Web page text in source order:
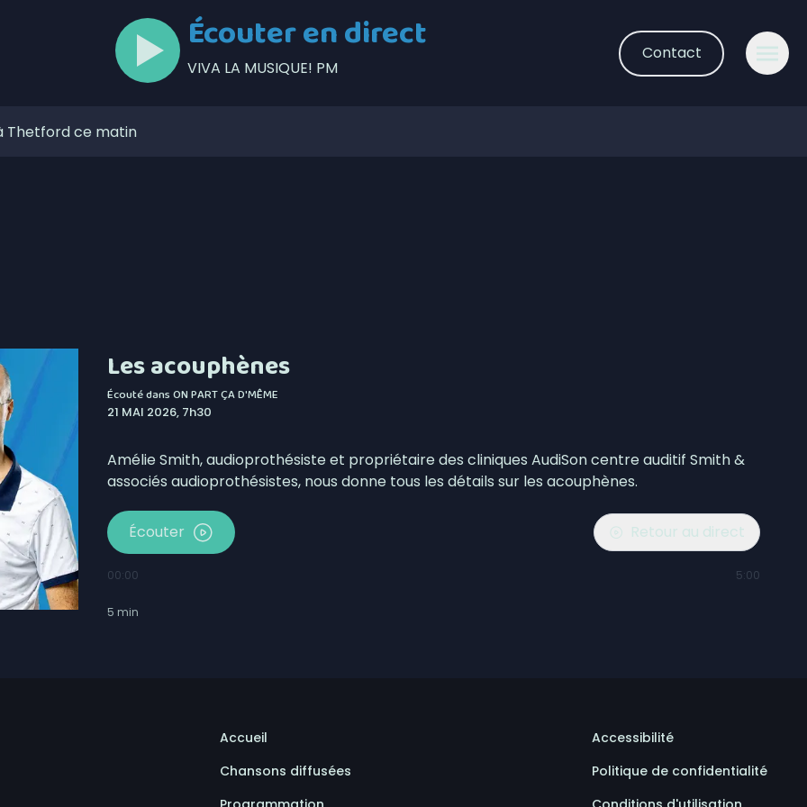
Écouter en direct
VIVA LA MUSIQUE! PM
Contact
Thetford ce matin
l’Unicanvas ce weekend
à Thetford au cours des prochains jours
les dépenses de Christine Fréchette
de l’Opération nationale concertée en sécurité
Frontenac au pas de campagne
de-Broughton fermée ce jeudi
Les acouphènes
Écouté dansON PART ÇA D'MÊME
21 MAI 2026, 7h30
Amélie Smith, audioprothésiste et propriétaire des cliniques AudiSon centre auditif Smith &
associés audioprothésistes, nous donne tous les détails sur les acouphènes.
Écouter Retour au direct
00:00 5:00
5 min
Accueil
Chansons diffusées
Accessibilité
Politique de confidentialité